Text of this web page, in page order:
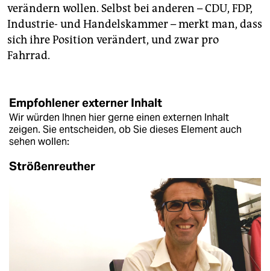
verändern wollen. Selbst bei anderen – CDU, FDP,
Industrie- und Handelskammer – merkt man, dass
sich ihre Position verändert, und zwar pro
Fahrrad.
Empfohlener externer Inhalt
Wir würden Ihnen hier gerne einen externen Inhalt
zeigen. Sie entscheiden, ob Sie dieses Element auch
sehen wollen:
Strößenreuther